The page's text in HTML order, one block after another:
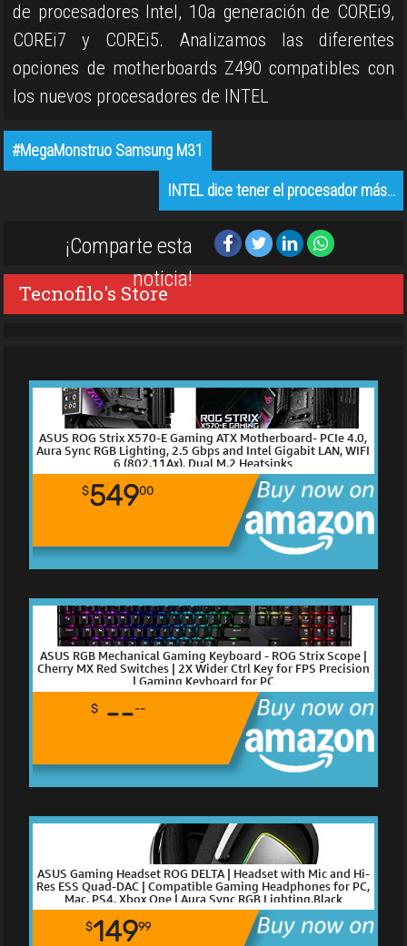
de procesadores Intel, 10a generación de COREi9,
COREi7 y COREi5. Analizamos las diferentes
opciones de motherboards Z490 compatibles con
los nuevos procesadores de INTEL
#MegaMonstruo Samsung M31
INTEL dice tener el procesador más…
¡Comparte esta
noticia!
Tecnofilo's Store
ASUS ROG Strix X570-E Gaming ATX Motherboard- PCIe 4.0,
Aura Sync RGB Lighting, 2.5 Gbps and Intel Gigabit LAN, WIFI
6 (802.11Ax), Dual M.2 Heatsinks
$54900
ASUS RGB Mechanical Gaming Keyboard - ROG Strix Scope |
Cherry MX Red Switches | 2X Wider Ctrl Key for FPS Precision
| Gaming Keyboard for PC
$----
ASUS Gaming Headset ROG DELTA | Headset with Mic and Hi-
Res ESS Quad-DAC | Compatible Gaming Headphones for PC,
Mac, PS4, Xbox One | Aura Sync RGB Lighting,Black
$14999